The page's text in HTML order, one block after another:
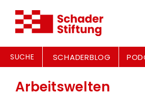
SUCHE SCHADERBLOG
Arbeitswelten